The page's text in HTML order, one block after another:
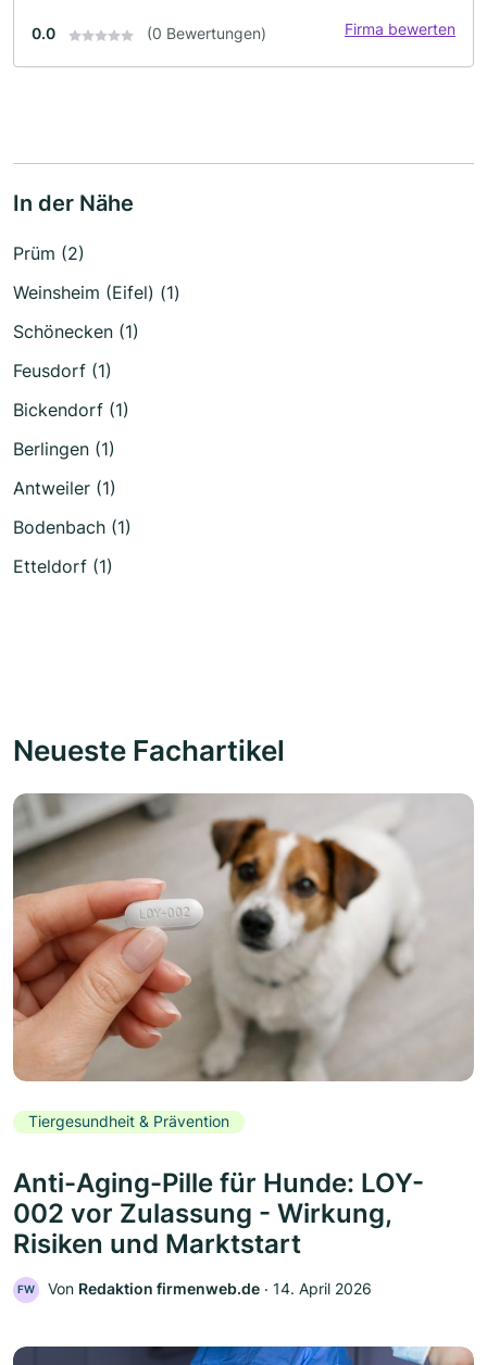
0.0 (0 Bewertungen) Firma bewerten
In der Nähe
Prüm (2)
Weinsheim (Eifel) (1)
Schönecken (1)
Feusdorf (1)
Bickendorf (1)
Berlingen (1)
Antweiler (1)
Bodenbach (1)
Etteldorf (1)
Neueste Fachartikel
Tiergesundheit & Prävention
Anti-Aging-Pille für Hunde: LOY-
002 vor Zulassung - Wirkung,
Risiken und Marktstart
FW Von Redaktion firmenweb.de ‧ 14. April 2026